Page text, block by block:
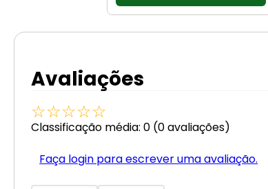
Avaliações
☆☆☆☆☆
Classificação média: 0 (0 avaliações)
Faça login para escrever uma avaliação.